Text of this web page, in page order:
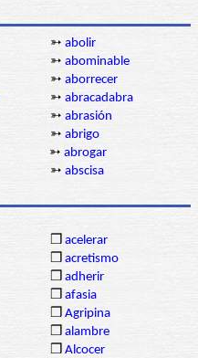
➳ abolir
➳ abominable
➳ aborrecer
➳ abracadabra
➳ abrasión
➳ abrigo
➳ abrogar
➳ abscisa
❒ acelerar
❒ acretismo
❒ adherir
❒ afasia
❒ Agripina
❒ alambre
❒ Alcocer